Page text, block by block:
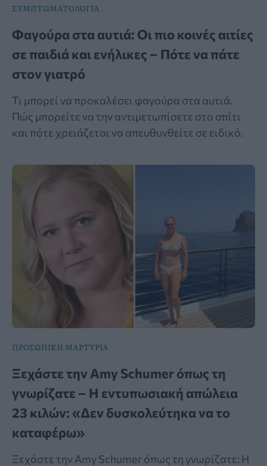
ΣΥΜΠΤΩΜΑΤΟΛΟΓΙΑ
Φαγούρα στα αυτιά: Οι πιο κοινές αιτίες
σε παιδιά και ενήλικες – Πότε να πάτε
στον γιατρό
Τι μπορεί να προκαλέσει φαγούρα στα αυτιά.
Πώς μπορείτε να την αντιμετωπίσετε στο σπίτι
και πότε χρειάζεται να απευθυνθείτε σε ειδικό.
ΠΡΟΣΩΠΙΚΗ ΜΑΡΤΥΡΙΑ
Ξεχάστε την Amy Schumer όπως τη
γνωρίζατε – Η εντυπωσιακή απώλεια
23 κιλών: «Δεν δυσκολεύτηκα να το
καταφέρω»
Ξεχάστε την Amy Schumer όπως τη γνωρίζατε: Η